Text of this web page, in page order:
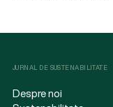
JURNAL DE SUSTENABILITATE
Despre noi